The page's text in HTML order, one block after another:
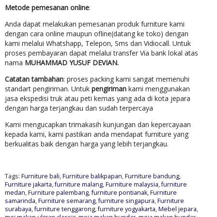
Metode pemesanan online:
Anda dapat melakukan pemesanan produk furniture kami
dengan cara online maupun ofline(datang ke toko) dengan
kami melalui Whatshapp, Telepon, Sms dan Vidiocall. Untuk
proses pembayaran dapat melalui transfer Via bank lokal atas
nama MUHAMMAD YUSUF DEVIAN.
Catatan tambahan: proses packing kami sangat memenuhi
standart pengiriman. Untuk pengiriman kami menggunakan
jasa ekspedisi truk atau peti kemas yang ada di kota jepara
dengan harga terjangkau dan sudah terpercaya
Kami mengucapkan trimakasih kunjungan dan kepercayaan
kepada kami, kami pastikan anda mendapat furniture yang
berkualitas baik dengan harga yang lebih terjangkau.
Tags: Furniture bali,Furniture balikpapan,Furniture bandung,
Furniture jakarta,furniture malang,Furniture malaysia,furniture
medan,Furniture palembang,furniture pontianak,Furniture
samarinda,Furniture semarang,furniture singapura,Furniture
surabaya,furniture tenggarong,furniture yogyakarta,Mebel jepara,